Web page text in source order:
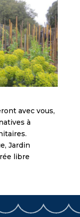
avec vous,
à
Jardin
libre